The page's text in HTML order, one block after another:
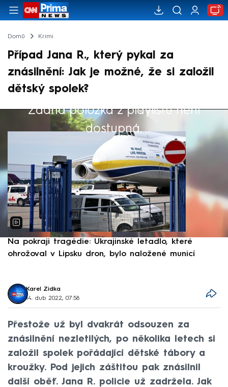
Domů Krimi
Případ Jana R., který pykal za
znásilnění: Jak je možné, že si založil
dětský spolek?
Žádná položka z playlistu není
dostupná.
Výběr redakce
Na pokraji tragédie: Ukrajinské letadlo, které
ohrožoval v Lipsku dron, bylo naložené municí
Karel Zídka
14. dub 2022, 07:58
Přestože už byl dvakrát odsouzen za
znásilnění nezletilých, po několika letech si
založil spolek pořádající dětské tábory a
kroužky. Pod jejich záštitou pak znásilnil
další oběť. Jana R. policie už zadržela. Jak